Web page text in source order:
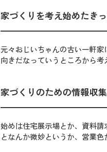
家づくりを考え始めたき
元々おじいちゃんの古い一軒
向きだなっていうところから考
家づくりのための情報収
始めは住宅展示場とか、資料
となんか微妙というか、営業色